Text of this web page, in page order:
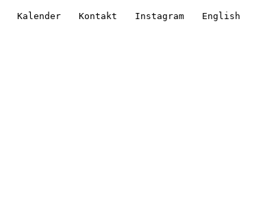
Kalender Kontakt Instagram English